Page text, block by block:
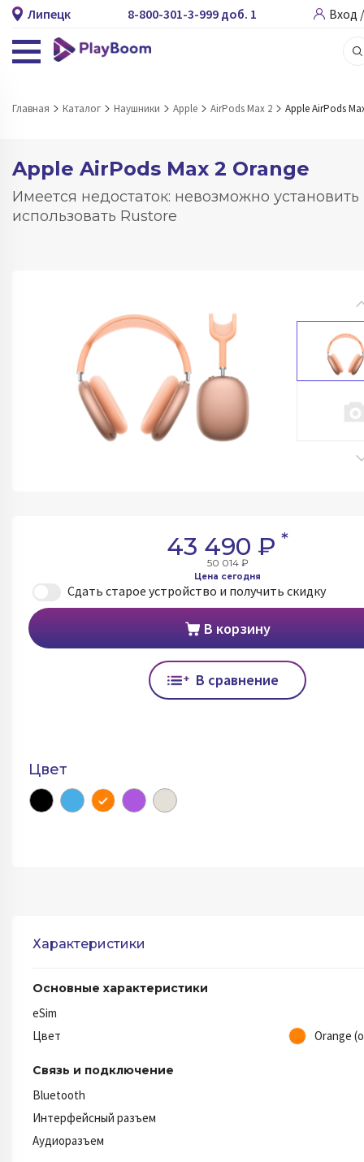
Липецк 8-800-301-3-999 доб. 1 Вход
Главная Каталог Наушники Apple AirPods Max 2 Apple AirPods
Apple AirPods Max 2 Orange
Имеется недостаток: невозможно установить
использовать Rustore
Цвет
43 490 ₽ *
50 014 ₽
Цена сегодня
Сдать старое устройство и получить скидку
В корзину
В сравнение
Характеристики
Основные характеристики
eSim
Цвет
Orange
Связь и подключение
Bluetooth
Интерфейсный разъем
Аудиоразъем